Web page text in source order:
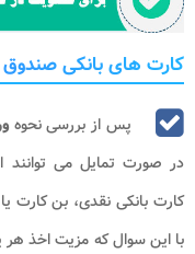
کارت های بانکی صندوق
پس از بررسی نحوه
در صورت تمایل می توانند
کارت بانکی نقدی، بن کارت
با این سوال که مزیت اخذ